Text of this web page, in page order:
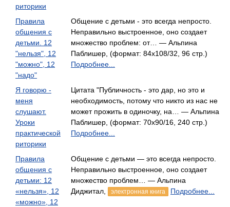
риторики
Правила
общения с
детьми. 12
"нельзя", 12
"можно", 12
"надо"
Общение с детьми - это всегда непросто.
Неправильно выстроенное, оно создает
множество проблем: от… — Альпина
Паблишер, (формат: 84x108/32, 96 стр.)
Подробнее...
Я говорю -
меня
слушают.
Уроки
практической
риторики
Цитата "Публичность - это дар, но это и
необходимость, потому что никто из нас не
может прожить в одиночку, на… — Альпина
Паблишер, (формат: 70x90/16, 240 стр.)
Подробнее...
Правила
общения с
детьми: 12
«нельзя», 12
«можно», 12
Общение с детьми ― это всегда непросто.
Неправильно выстроенное, оно создает
множество проблем… — Альпина
Диджитал,
электронная книга Подробнее...